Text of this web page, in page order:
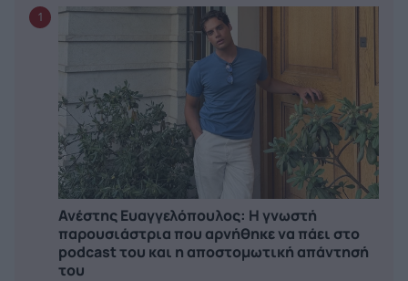
1
Ανέστης Ευαγγελόπουλος: Η γνωστή
παρουσιάστρια που αρνήθηκε να πάει στο
podcast του και η αποστομωτική απάντησή
του